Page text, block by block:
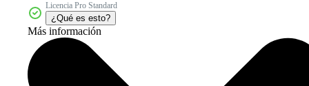
Licencia Pro Standard
¿Qué es esto?
Más información